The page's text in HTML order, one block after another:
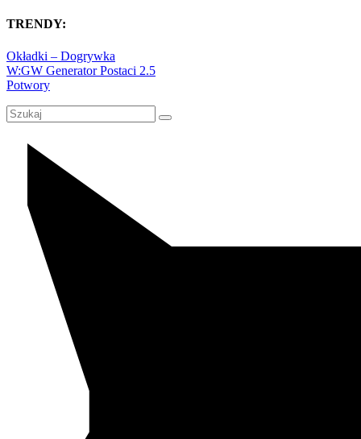
TRENDY:
Okładki – Dogrywka
W:GW Generator Postaci 2.5
Potwory